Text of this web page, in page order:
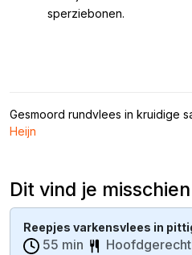
sperziebonen.
Gesmoord rundvlees in kruidige
Heijn
Dit vind je
Reepjes varkensvlees in
55 min Hoofdgerecht